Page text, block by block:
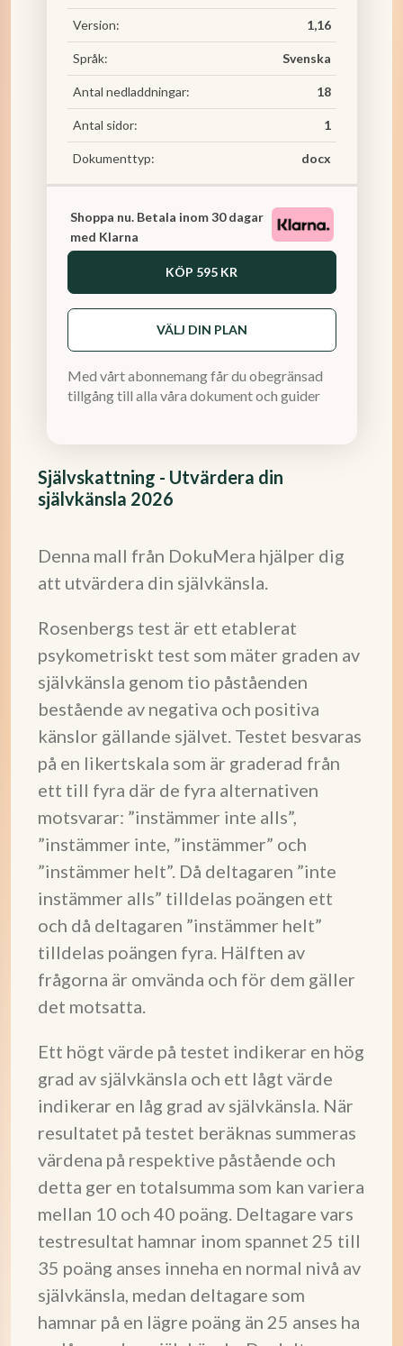
Självskattning - Utvärdera din
självkänsla 2026
Denna mall från DokuMera hjälper dig
att utvärdera din självkänsla.
Rosenbergs test är ett etablerat
psykometriskt test som mäter graden av
självkänsla genom tio påståenden
bestående av negativa och positiva
känslor gällande självet. Testet besvaras
på en likertskala som är graderad från
ett till fyra där de fyra alternativen
motsvarar: ”instämmer inte alls”,
”instämmer inte, ”instämmer” och
”instämmer helt”. Då deltagaren ”inte
instämmer alls” tilldelas poängen ett
och då deltagaren ”instämmer helt”
tilldelas poängen fyra. Hälften av
frågorna är omvända och för dem gäller
det motsatta.
Ett högt värde på testet indikerar en hög
grad av självkänsla och ett lågt värde
indikerar en låg grad av självkänsla. När
resultatet på testet beräknas summeras
värdena på respektive påstående och
detta ger en totalsumma som kan variera
mellan 10 och 40 poäng. Deltagare vars
testresultat hamnar inom spannet 25 till
35 poäng anses inneha en normal nivå av
självkänsla, medan deltagare som
hamnar på en lägre poäng än 25 anses ha
Version: 1,16
Språk: Svenska
Antal nedladdningar: 18
Antal sidor: 1
Dokumenttyp: docx
Shoppa nu. Betala inom 30 dagar
med Klarna
KÖP 595 KR
VÄLJ DIN PLAN
Med vårt abonnemang får du obegränsad
tillgång till alla våra dokument och guider